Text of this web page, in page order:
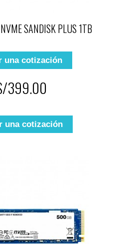
SANDISK PLUS 1TB
una cotización
399.00
una cotización